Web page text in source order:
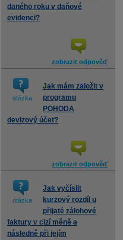
daného roku v daňové
evidenci?
zobrazit odpověď
otázka
Jak mám založit v
programu
POHODA
devizový účet?
zobrazit odpověď
otázka
Jak vyčíslit
kurzový rozdíl u
přijaté zálohové
faktury v cizí měně a
následně při jejím